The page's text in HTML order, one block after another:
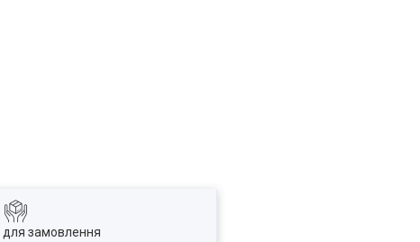
для замовлення